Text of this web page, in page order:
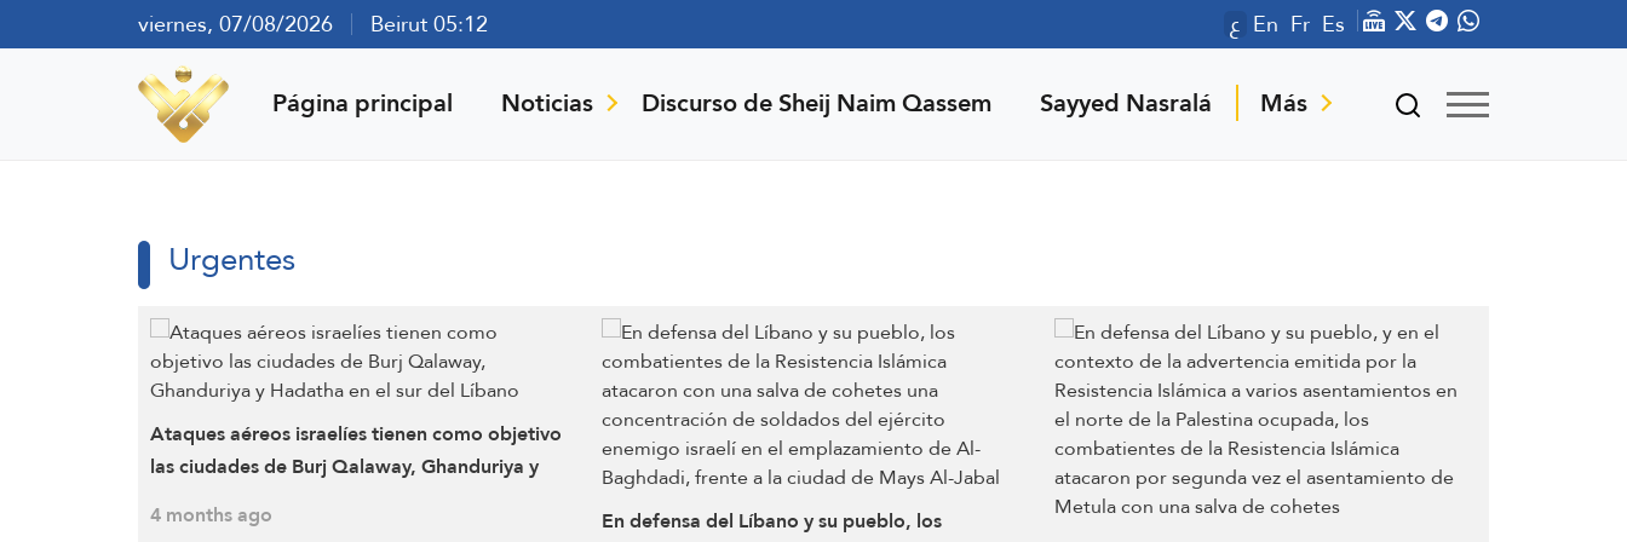
viernes, 07/08/2026 Beirut 05:12 ع En Fr Es
Página principal Noticias Discurso de Sheij Naim Qassem Sayyed Nasralá Más
Urgentes
Ataques aéreos israelíes tienen como objetivo
las ciudades de Burj Qalaway, Ghanduriya y
Hadatha en el sur del Líbano
4 months ago
En defensa del Líbano y su pueblo, los